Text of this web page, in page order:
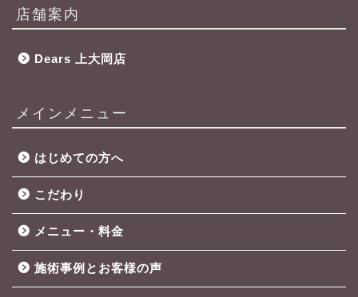
店舗案内
Dears 上大岡店
メインメニュー
はじめての方へ
こだわり
メニュー・料金
施術事例とお客様の声